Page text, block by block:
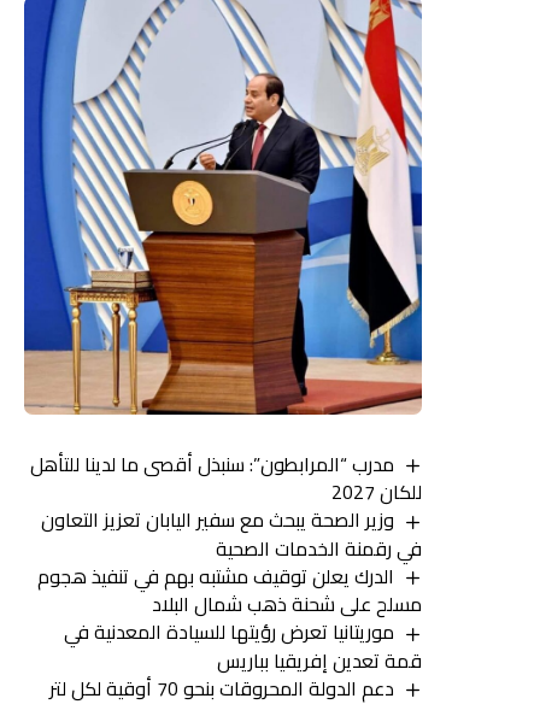
مدرب “المرابطون”: سنبذل أقصى ما لدينا للتأهل
للكان 2027
وزير الصحة يبحث مع سفير اليابان تعزيز التعاون
في رقمنة الخدمات الصحية
الدرك يعلن توقيف مشتبه بهم في تنفيذ هجوم
مسلح على شحنة ذهب شمال البلاد
موريتانيا تعرض رؤيتها للسيادة المعدنية في
قمة تعدين إفريقيا بباريس
دعم الدولة المحروقات بنحو 70 أوقية لكل لتر